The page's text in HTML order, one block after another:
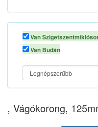
Van
Van Budán
, Vágókorong,